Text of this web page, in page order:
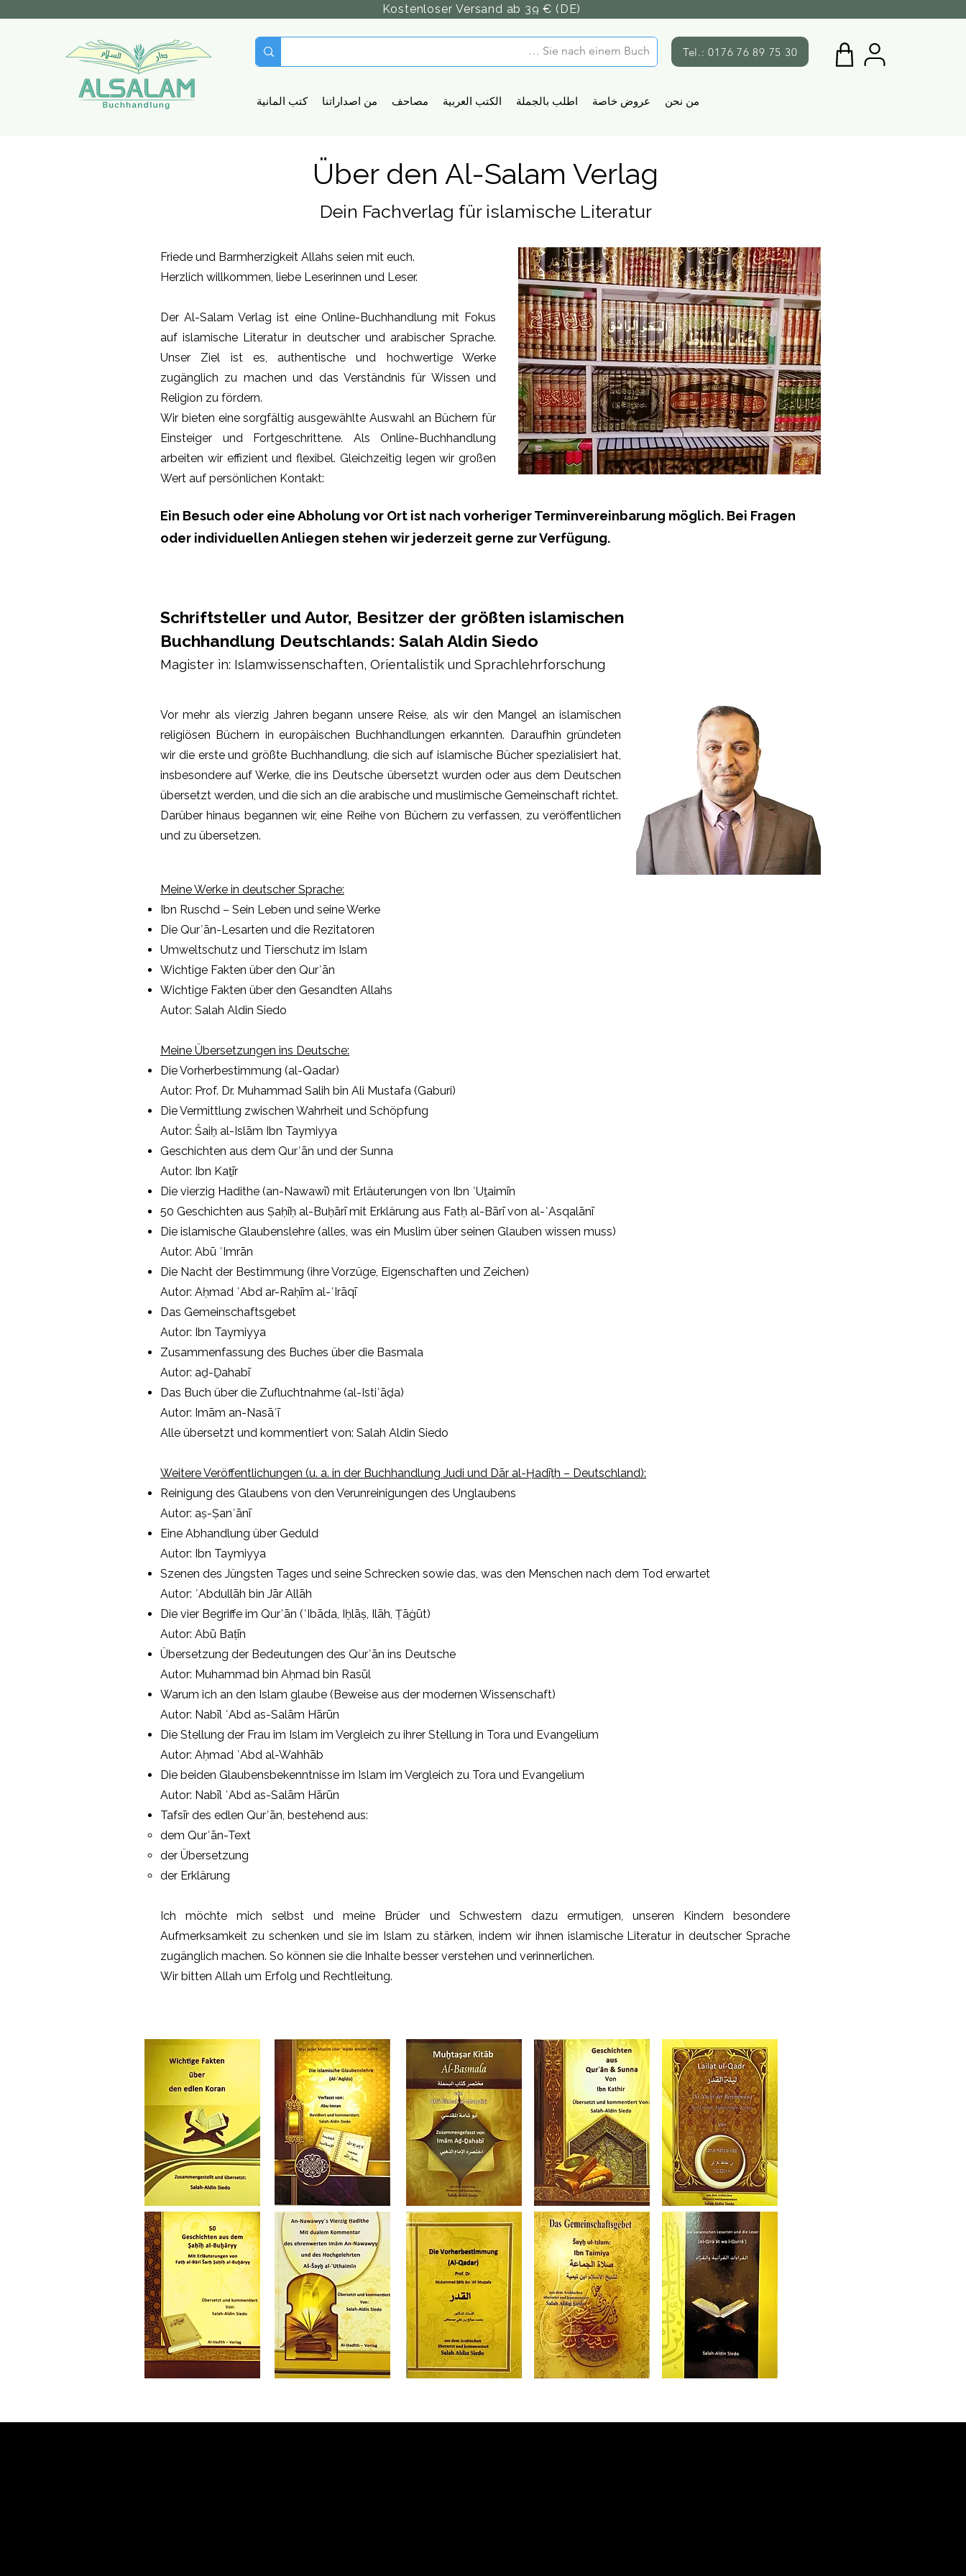
Kostenloser Versand ab 39 € (DE)
Tel.: 0176 76 89 75 30
كتب المانية من اصداراتنا مصاحف الكتب العربية اطلب بالجملة عروض خاصة من نحن
Über den Al-Salam Verlag
Dein Fachverlag für islamische Literatur
Friede und Barmherzigkeit Allahs seien mit euch.
Herzlich willkommen, liebe Leserinnen und Leser.
Der Al-Salam Verlag ist eine Online-Buchhandlung mit Fokus
auf islamische Literatur in deutscher und arabischer Sprache.
Unser Ziel ist es, authentische und hochwertige Werke
zugänglich zu machen und das Verständnis für Wissen und
Religion zu fördern.
Wir bieten eine sorgfältig ausgewählte Auswahl an Büchern für
Einsteiger und Fortgeschrittene. Als Online-Buchhandlung
arbeiten wir effizient und flexibel. Gleichzeitig legen wir großen
Wert auf persönlichen Kontakt:
Ein Besuch oder eine Abholung vor Ort ist nach vorheriger Terminvereinbarung möglich. Bei Fragen
oder individuellen Anliegen stehen wir jederzeit gerne zur Verfügung.
Schriftsteller und Autor, Besitzer der größten islamischen
Buchhandlung Deutschlands: Salah Aldin Siedo
Magister in: Islamwissenschaften, Orientalistik und Sprachlehrforschung
Vor mehr als vierzig Jahren begann unsere Reise, als wir den Mangel an islamischen
religiösen Büchern in europäischen Buchhandlungen erkannten. Daraufhin gründeten
wir die erste und größte Buchhandlung, die sich auf islamische Bücher spezialisiert hat,
insbesondere auf Werke, die ins Deutsche übersetzt wurden oder aus dem Deutschen
übersetzt werden, und die sich an die arabische und muslimische Gemeinschaft richtet.
Darüber hinaus begannen wir, eine Reihe von Büchern zu verfassen, zu veröffentlichen
und zu übersetzen.
Meine Werke in deutscher Sprache:
Ibn Ruschd – Sein Leben und seine Werke
Die Qurʾān-Lesarten und die Rezitatoren
Umweltschutz und Tierschutz im Islam
Wichtige Fakten über den Qurʾān
Wichtige Fakten über den Gesandten Allahs
Autor: Salah Aldin Siedo
Meine Übersetzungen ins Deutsche:
Die Vorherbestimmung (al-Qadar)
Autor: Prof. Dr. Muhammad Salih bin Ali Mustafa (Gaburi)
Die Vermittlung zwischen Wahrheit und Schöpfung
Autor: Šaiḫ al-Islām Ibn Taymiyya
Geschichten aus dem Qurʾān und der Sunna
Autor: Ibn Kaṯīr
Die vierzig Hadithe (an-Nawawī) mit Erläuterungen von Ibn ʿUṯaimīn
50 Geschichten aus Ṣaḥīḥ al-Buḫārī mit Erklärung aus Fatḥ al-Bārī von al-ʿAsqalānī
Die islamische Glaubenslehre (alles, was ein Muslim über seinen Glauben wissen muss)
Autor: Abū ʿImrān
Die Nacht der Bestimmung (ihre Vorzüge, Eigenschaften und Zeichen)
Autor: Aḥmad ʿAbd ar-Raḥīm al-ʿIrāqī
Das Gemeinschaftsgebet
Autor: Ibn Taymiyya
Zusammenfassung des Buches über die Basmala
Autor: aḏ-Ḏahabī
Das Buch über die Zufluchtnahme (al-Istiʿāḏa)
Autor: Imām an-Nasāʾī
Alle übersetzt und kommentiert von: Salah Aldin Siedo
Weitere Veröffentlichungen (u. a. in der Buchhandlung Judi und Dār al-Ḥadīṯh – Deutschland):
Reinigung des Glaubens von den Verunreinigungen des Unglaubens
Autor: aṣ-Ṣanʿānī
Eine Abhandlung über Geduld
Autor: Ibn Taymiyya
Szenen des Jüngsten Tages und seine Schrecken sowie das, was den Menschen nach dem Tod erwartet
Autor: ʿAbdullāh bin Jār Allāh
Die vier Begriffe im Qurʾān (ʿIbāda, Iḫlāṣ, Ilāh, Ṭāġūt)
Autor: Abū Baṭīn
Übersetzung der Bedeutungen des Qurʾān ins Deutsche
Autor: Muhammad bin Aḥmad bin Rasūl
Warum ich an den Islam glaube (Beweise aus der modernen Wissenschaft)
Autor: Nabīl ʿAbd as-Salām Hārūn
Die Stellung der Frau im Islam im Vergleich zu ihrer Stellung in Tora und Evangelium
Autor: Aḥmad ʿAbd al-Wahhāb
Die beiden Glaubensbekenntnisse im Islam im Vergleich zu Tora und Evangelium
Autor: Nabīl ʿAbd as-Salām Hārūn
Tafsīr des edlen Qurʾān, bestehend aus:
dem Qurʾān-Text
der Übersetzung
der Erklärung
Ich möchte mich selbst und meine Brüder und Schwestern dazu ermutigen, unseren Kindern besondere
Aufmerksamkeit zu schenken und sie im Islam zu stärken, indem wir ihnen islamische Literatur in deutscher Sprache
zugänglich machen. So können sie die Inhalte besser verstehen und verinnerlichen.
Wir bitten Allah um Erfolg und Rechtleitung.